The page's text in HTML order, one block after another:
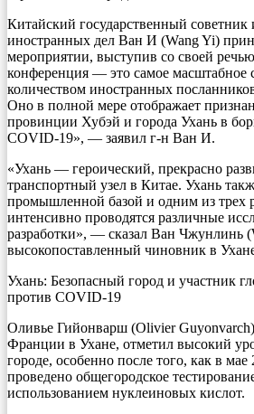
Китайский государственный советник
иностранных дел Ван И (Wang Yi)
мероприятии, выступив со своей
конференция — это самое масштабное
количеством иностранных
Оно в полной мере отображает
провинции Хубэй и города Ухань в
COVID-19», — заявил г-н Ван И.
«Ухань — героический, прекрасно
транспортный узел в Китае. Ухань
промышленной базой и одним из трех
интенсивно проводятся различные
разработки», — сказал Ван Чжунлинь
высокопоставленный чиновник в
Ухань: Безопасный город и участник
против COVID-19
Оливье Гийонварш (Olivier
Франции в Ухане, отметил высокий
городе, особенно после того, как в
проведено общегородское
использованием нуклеиновых кислот.